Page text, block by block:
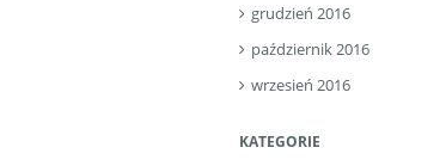
grudzień 2016
październik 2016
wrzesień 2016
KATEGORIE